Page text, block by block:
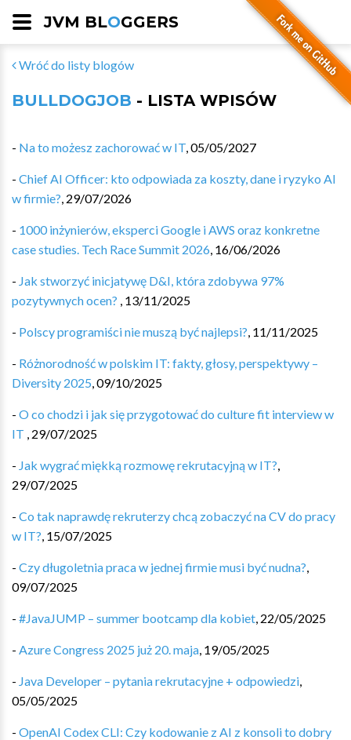
JVM BLOGGERS
Wróć do listy blogów
BULLDOGJOB - LISTA WPISÓW
- Na to możesz zachorować w IT,05/05/2027
- Chief AI Officer: kto odpowiada za koszty, dane i ryzyko AI
w firmie?, 29/07/2026
- 1000 inżynierów, eksperci Google i AWS oraz konkretne
case studies. Tech Race Summit 2026, 16/06/2026
- Jak stworzyć inicjatywę D&I, która zdobywa 97%
pozytywnych ocen? , 13/11/2025
- Polscy programiści nie muszą być najlepsi?, 11/11/2025
- Różnorodność w polskim IT: fakty, głosy, perspektywy –
Diversity 2025,09/10/2025
- O co chodzi i jak się przygotować do culture fit interview w
IT , 29/07/2025
- Jak wygrać miękką rozmowę rekrutacyjną w IT?,
29/07/2025
- Co tak naprawdę rekruterzy chcą zobaczyć na CV do pracy
w IT?, 15/07/2025
- Czy długoletnia praca w jednej firmie musi być nudna?,
09/07/2025
- #JavaJUMP – summer bootcamp dla kobiet, 22/05/2025
- Azure Congress 2025 już 20. maja, 19/05/2025
- Java Developer – pytania rekrutacyjne + odpowiedzi,
05/05/2025
- OpenAI Codex CLI: Czy kodowanie z AI z konsoli to dobry